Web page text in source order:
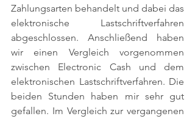
Zahlungsarten behandelt und dabei das
elektronische Lastschriftverfahren
abgeschlossen. Anschließend haben
wir einen Vergleich vorgenommen
zwischen Electronic Cash und dem
elektronischen Lastschriftverfahren. Die
beiden Stunden haben mir sehr gut
gefallen. Im Vergleich zur vergangenen